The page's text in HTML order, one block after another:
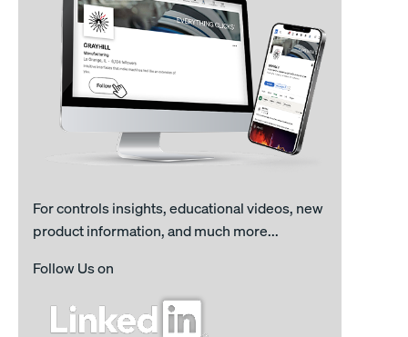
For controls insights, educational videos, new
product information, and much more...
Follow Us on